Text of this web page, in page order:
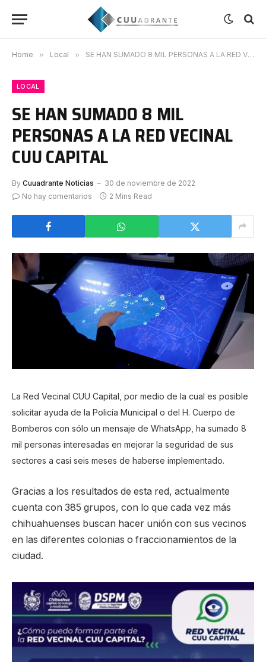
Home » Local » SE HAN SUMADO 8 MIL PERSONAS A LA RED VECINAL CUU CAPITAL
LOCAL
SE HAN SUMADO 8 MIL
PERSONAS A LA RED VECINAL
CUU CAPITAL
By Cuuadrante Noticias
30 de noviembre de 2022
No hay comentarios
2 Mins Read
La Red Vecinal CUU Capital, por medio de la cual es posible
solicitar ayuda de la Policía Municipal o del H. Cuerpo de
Bomberos con sólo un mensaje de WhatsApp, ha sumado 8
mil personas interesadas en mejorar la seguridad de sus
sectores a casi seis meses de haberse implementado.
Gracias a los resultados de esta red, actualmente
cuenta con 385 grupos, con lo que cada vez más
chihuahuenses buscan hacer unión con sus vecinos
en las diferentes colonias o fraccionamientos de la
ciudad.